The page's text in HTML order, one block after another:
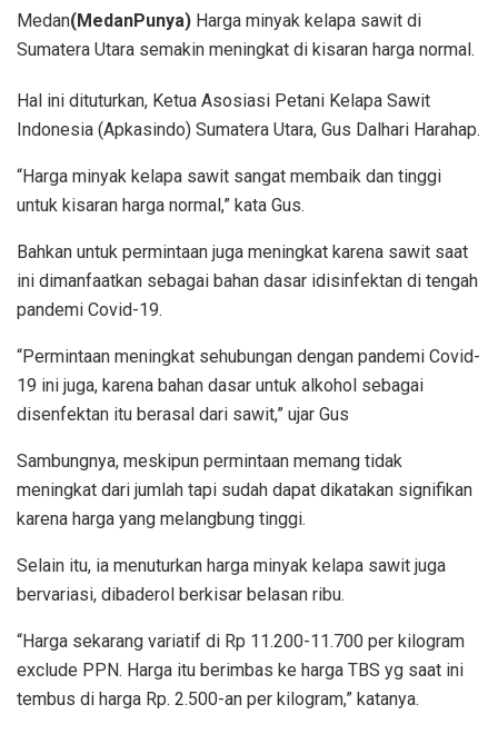
Medan(MedanPunya) Harga minyak kelapa sawit di
Sumatera Utara semakin meningkat di kisaran harga normal.
Hal ini dituturkan, Ketua Asosiasi Petani Kelapa Sawit
Indonesia (Apkasindo) Sumatera Utara, Gus Dalhari Harahap.
“Harga minyak kelapa sawit sangat membaik dan tinggi
untuk kisaran harga normal,” kata Gus.
Bahkan untuk permintaan juga meningkat karena sawit saat
ini dimanfaatkan sebagai bahan dasar idisinfektan di tengah
pandemi Covid-19.
“Permintaan meningkat sehubungan dengan pandemi Covid-
19 ini juga, karena bahan dasar untuk alkohol sebagai
disenfektan itu berasal dari sawit,” ujar Gus
Sambungnya, meskipun permintaan memang tidak
meningkat dari jumlah tapi sudah dapat dikatakan signifikan
karena harga yang melangbung tinggi.
Selain itu, ia menuturkan harga minyak kelapa sawit juga
bervariasi, dibaderol berkisar belasan ribu.
“Harga sekarang variatif di Rp 11.200-11.700 per kilogram
exclude PPN. Harga itu berimbas ke harga TBS yg saat ini
tembus di harga Rp. 2.500-an per kilogram,” katanya.